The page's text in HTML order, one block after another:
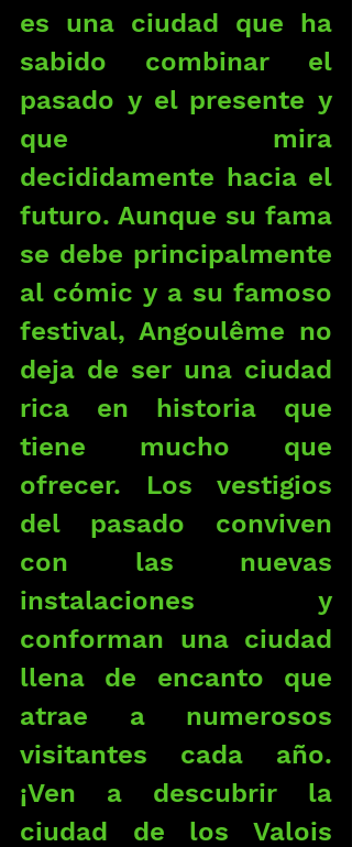
es una ciudad que ha
sabido combinar el
pasado y el presente y
que mira
decididamente hacia el
futuro. Aunque su fama
se debe principalmente
al cómic y a su famoso
festival, Angoulême no
deja de ser una ciudad
rica en historia que
tiene mucho que
ofrecer. Los vestigios
del pasado conviven
con las nuevas
instalaciones y
conforman una ciudad
llena de encanto que
atrae a numerosos
visitantes cada año.
¡Ven a descubrir la
ciudad de los Valois